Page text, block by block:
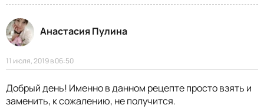
Анастасия Пулина
11 июля, 2019 в 06:50
Добрый день! Именно в данном рецепте просто взять и
заменить, к сожалению, не получится.